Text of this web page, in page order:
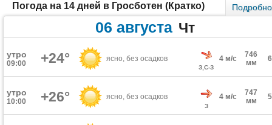
Погода на 14 дней в Гросботен (Кратко) Подробно
06 августа Чт
утро
09:00 +24° ясно, без осадков
З,С-З
4 м/с
746
мм
утро
10:00 +26° ясно, без осадков
З
4 м/с
747
мм